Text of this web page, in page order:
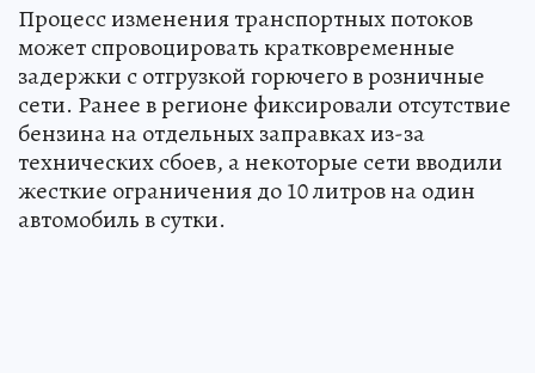
Процесс изменения транспортных потоков
может спровоцировать кратковременные
задержки с отгрузкой горючего в розничные
сети. Ранее в регионе фиксировали отсутствие
бензина на отдельных заправках из-за
технических сбоев, а некоторые сети вводили
жесткие ограничения до 10 литров на один
автомобиль в сутки.